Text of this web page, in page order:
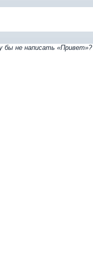
бы не написать «Привет»?